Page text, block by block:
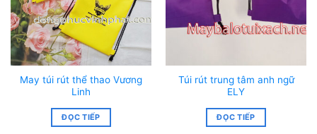
May túi rút thể thao Vương
Linh
ĐỌC TIẾP
Túi rút trung tâm anh ngữ
ELY
ĐỌC TIẾP